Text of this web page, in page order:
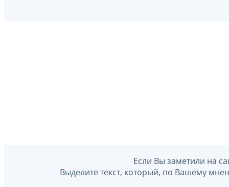
Если Вы заметили на
Выделите текст, который, по Вашему